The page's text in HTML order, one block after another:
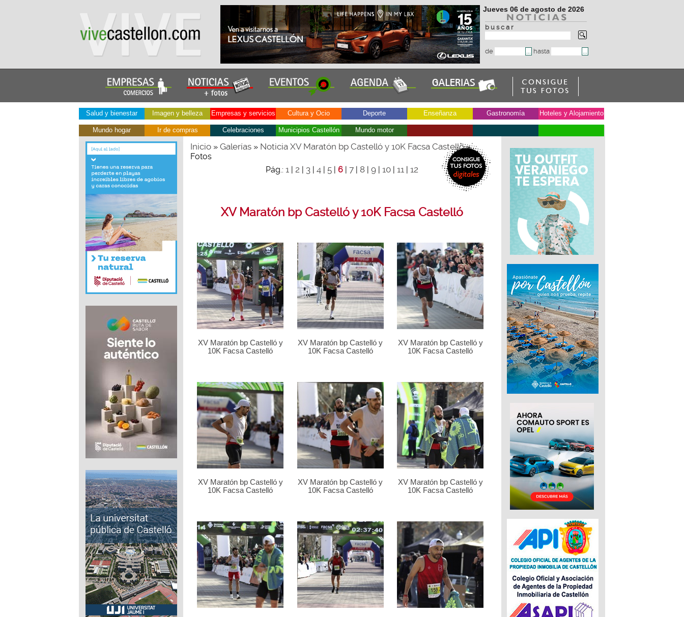
Jueves 06 de agosto de 2026
b u s c a r
de hasta
Salud y bienestar Imagen y belleza Empresas y servicios Cultura y Ocio Deporte Enseñanza Gastronomía Hoteles y Alojamiento
Mundo hogar Ir de compras Celebraciones Municipios Castellón Mundo motor
Inicio» Galerías» Noticia XV Maratón bp Castelló y 10K Facsa Castelló»
Fotos
Pág.: 1 | 2 | 3 | 4 | 5 | 6 | 7 | 8 | 9 | 10 | 11 | 12
XV Maratón bp Castelló y 10K Facsa Castelló
XV Maratón bp Castelló y
10K Facsa Castelló
XV Maratón bp Castelló y
10K Facsa Castelló
XV Maratón bp Castelló y
10K Facsa Castelló
XV Maratón bp Castelló y
10K Facsa Castelló
XV Maratón bp Castelló y
10K Facsa Castelló
XV Maratón bp Castelló y
10K Facsa Castelló